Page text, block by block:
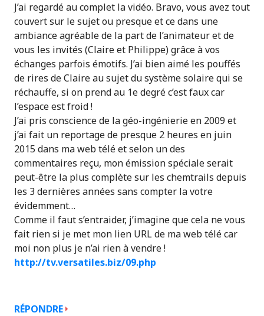
J’ai regardé au complet la vidéo. Bravo, vous avez tout
couvert sur le sujet ou presque et ce dans une
ambiance agréable de la part de l’animateur et de
vous les invités (Claire et Philippe) grâce à vos
échanges parfois émotifs. J’ai bien aimé les pouffés
de rires de Claire au sujet du système solaire qui se
réchauffe, si on prend au 1e degré c’est faux car
l’espace est froid !
J’ai pris conscience de la géo-ingénierie en 2009 et
j’ai fait un reportage de presque 2 heures en juin
2015 dans ma web télé et selon un des
commentaires reçu, mon émission spéciale serait
peut-être la plus complète sur les chemtrails depuis
les 3 dernières années sans compter la votre
évidemment…
Comme il faut s’entraider, j’imagine que cela ne vous
fait rien si je met mon lien URL de ma web télé car
moi non plus je n’ai rien à vendre !
http://tv.versatiles.biz/09.php
RÉPONDRE